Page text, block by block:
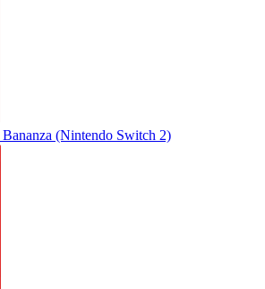
(Nintendo Switch 2)